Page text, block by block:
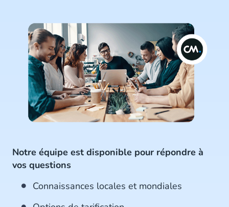
Notre équipe est disponible pour répondre à
vos questions
Connaissances locales et mondiales